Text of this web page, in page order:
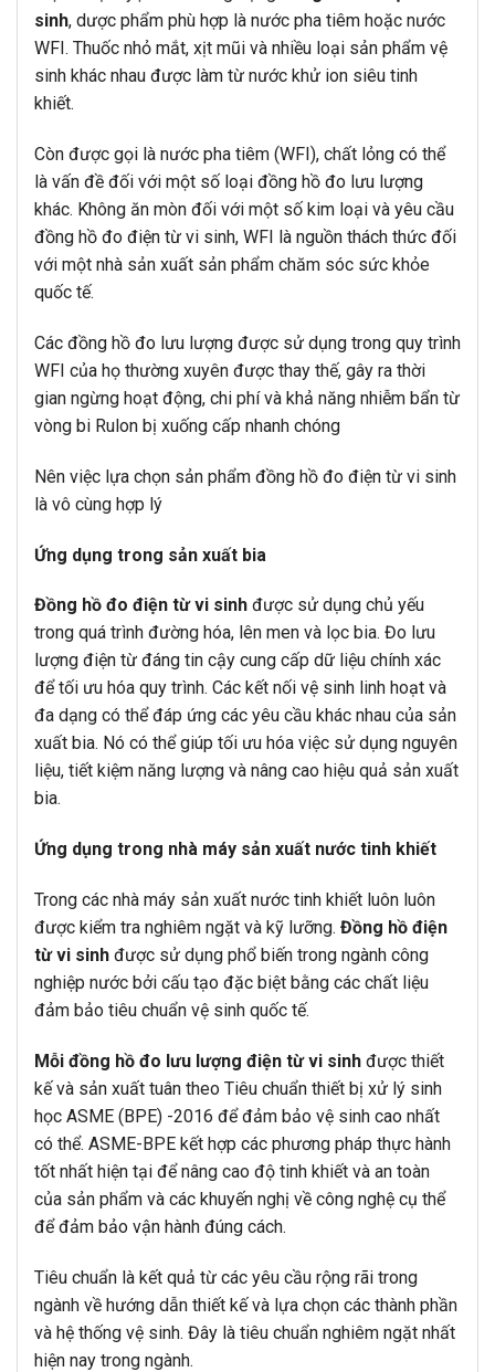
sinh, dược phẩm phù hợp là nước pha tiêm hoặc nước
WFI. Thuốc nhỏ mắt, xịt mũi và nhiều loại sản phẩm vệ
sinh khác nhau được làm từ nước khử ion siêu tinh
khiết.
Còn được gọi là nước pha tiêm (WFI), chất lỏng có thể
là vấn đề đối với một số loại đồng hồ đo lưu lượng
khác. Không ăn mòn đối với một số kim loại và yêu cầu
đồng hồ đo điện từ vi sinh, WFI là nguồn thách thức đối
với một nhà sản xuất sản phẩm chăm sóc sức khỏe
quốc tế.
Các đồng hồ đo lưu lượng được sử dụng trong quy trình
WFI của họ thường xuyên được thay thế, gây ra thời
gian ngừng hoạt động, chi phí và khả năng nhiễm bẩn từ
vòng bi Rulon bị xuống cấp nhanh chóng
Nên việc lựa chọn sản phẩm đồng hồ đo điện từ vi sinh
là vô cùng hợp lý
Ứng dụng trong sản xuất bia
Đồng hồ đo điện từ vi sinh được sử dụng chủ yếu
trong quá trình đường hóa, lên men và lọc bia. Đo lưu
lượng điện từ đáng tin cậy cung cấp dữ liệu chính xác
để tối ưu hóa quy trình. Các kết nối vệ sinh linh hoạt và
đa dạng có thể đáp ứng các yêu cầu khác nhau của sản
xuất bia. Nó có thể giúp tối ưu hóa việc sử dụng nguyên
liệu, tiết kiệm năng lượng và nâng cao hiệu quả sản xuất
bia.
Ứng dụng trong nhà máy sản xuất nước tinh khiết
Trong các nhà máy sản xuất nước tinh khiết luôn luôn
được kiểm tra nghiêm ngặt và kỹ lưỡng. Đồng hồ điện
từ vi sinh được sử dụng phổ biến trong ngành công
nghiệp nước bởi cấu tạo đặc biệt bằng các chất liệu
đảm bảo tiêu chuẩn vệ sinh quốc tế.
Mỗi đồng hồ đo lưu lượng điện từ vi sinh được thiết
kế và sản xuất tuân theo Tiêu chuẩn thiết bị xử lý sinh
học ASME (BPE) -2016 để đảm bảo vệ sinh cao nhất
có thể. ASME-BPE kết hợp các phương pháp thực hành
tốt nhất hiện tại để nâng cao độ tinh khiết và an toàn
của sản phẩm và các khuyến nghị về công nghệ cụ thể
để đảm bảo vận hành đúng cách.
Tiêu chuẩn là kết quả từ các yêu cầu rộng rãi trong
ngành về hướng dẫn thiết kế và lựa chọn các thành phần
và hệ thống vệ sinh. Đây là tiêu chuẩn nghiêm ngặt nhất
hiện nay trong ngành.